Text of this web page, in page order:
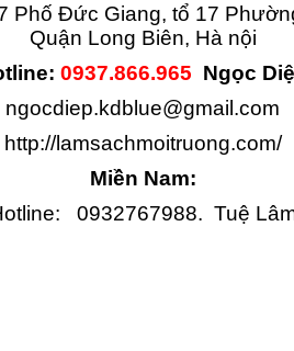
Phố Đức Giang, tổ 17
Quận Long Biên, Hà nội
0937.866.965 Ngọc
ngocdiep.kdblue@gmail.com
http://lamsachmoitruong.com/
Miền Nam:
0932767988. Tuệ